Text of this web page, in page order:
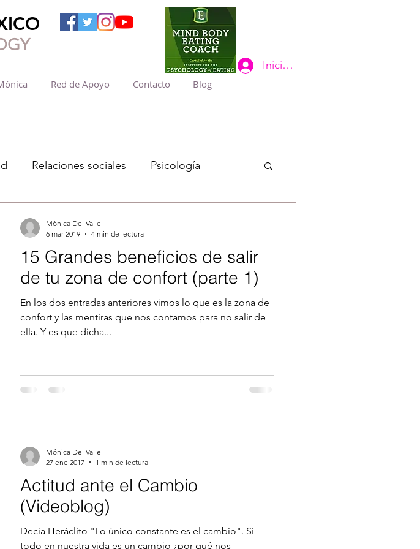
Red de Apoyo Contacto Blog
Iniciar sesión
Relaciones sociales Psicología
15 Grandes beneficios de salir
de tu zona de confort (parte 1)
En los dos entradas anteriores vimos lo que es la zona de
confort y las mentiras que nos contamos para no salir de
ella. Y es que dicha...
Mónica Del Valle
6 mar 2019
4 min de lectura
Actitud ante el Cambio
(Videoblog)
Decía Heráclito "Lo único constante es el cambio". Si
todo en nuestra vida es un cambio ¿por qué nos
Mónica Del Valle
27 ene 2017
1 min de lectura